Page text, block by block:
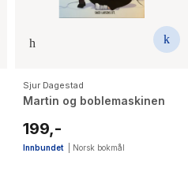
Sjur Dagestad
Martin og boblemaskinen
199,-
Innbundet Norsk bokmål